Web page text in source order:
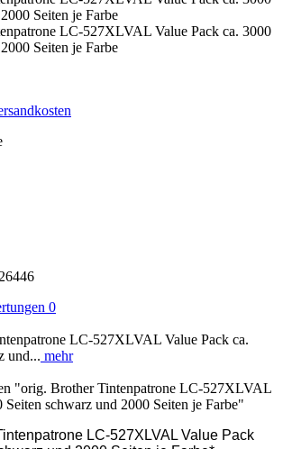
26446
0
LC-527XLVAL Value Pack ca.
und... mehr
"orig. Brother Tintenpatrone LC-527XLVAL
Seiten schwarz und 2000 Seiten je Farbe"
LC-527XLVAL Value Pack